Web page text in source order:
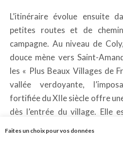
L’itinéraire évolue ensuite
petites routes et de
campagne. Au niveau de
douce mène vers Saint-
les « Plus Beaux Villages de
vallée verdoyante,
fortifiée du XIIe siècle offre
dès l’entrée du village. Elle
Faites un choix pour vos données